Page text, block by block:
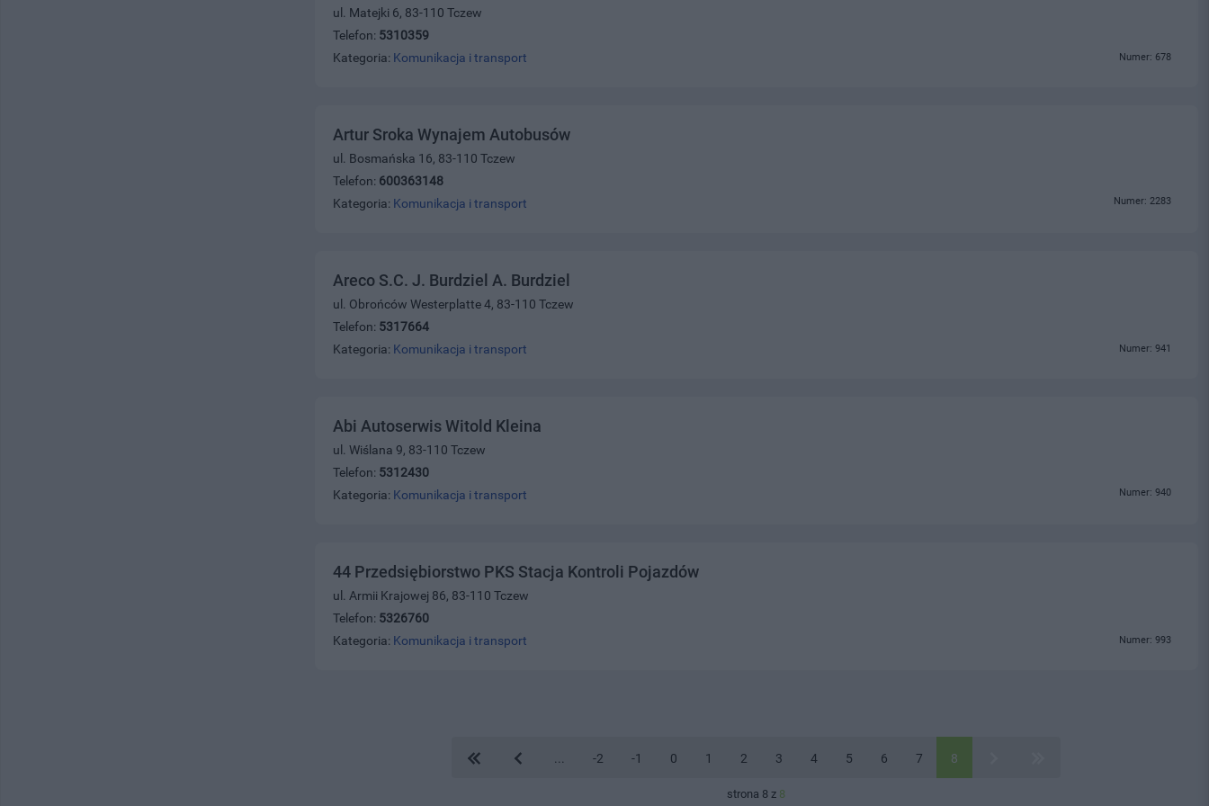
ul. Matejki 6, 83-110 Tczew
Telefon: 5310359
Kategoria: Komunikacja i transport Numer: 678
Artur Sroka Wynajem Autobusów
ul. Bosmańska 16, 83-110 Tczew
Telefon: 600363148
Kategoria: Komunikacja i transport Numer: 2283
Areco S.C. J. Burdziel A. Burdziel
ul. Obrońców Westerplatte 4, 83-110 Tczew
Telefon: 5317664
Kategoria: Komunikacja i transport Numer: 941
Abi Autoserwis Witold Kleina
ul. Wiślana 9, 83-110 Tczew
Telefon: 5312430
Kategoria: Komunikacja i transport Numer: 940
44 Przedsiębiorstwo PKS Stacja Kontroli Pojazdów
ul. Armii Krajowej 86, 83-110 Tczew
Telefon: 5326760
Kategoria: Komunikacja i transport Numer: 993
-2 -1 0 1 2 3 4 5 6 7 8
strona 8 z 8